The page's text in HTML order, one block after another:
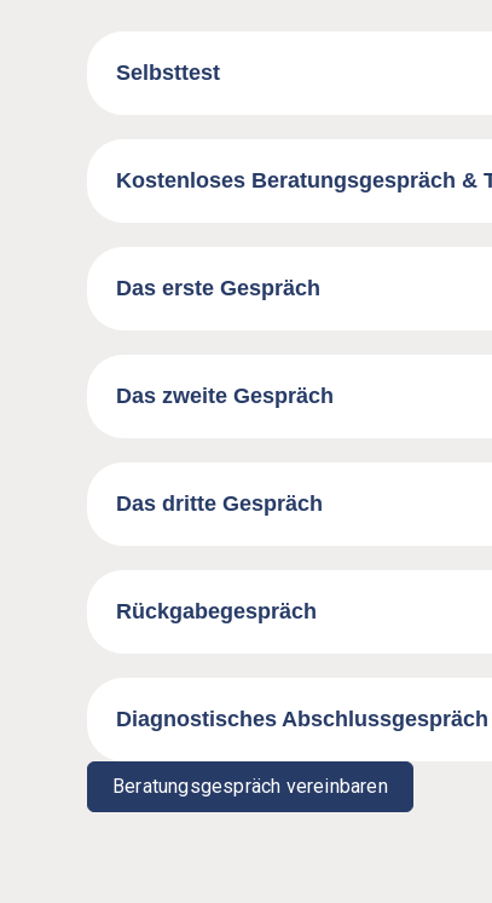
Selbsttest
Kostenloses Beratungsgespräch &
Das erste Gespräch
Das zweite Gespräch
Das dritte Gespräch
Rückgabegespräch
Diagnostisches Abschlussgespräch
Beratungsgespräch vereinbaren